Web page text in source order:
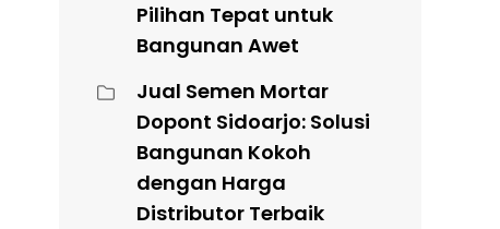
Pilihan Tepat untuk
Bangunan Awet
Jual Semen Mortar
Dopont Sidoarjo: Solusi
Bangunan Kokoh
dengan Harga
Distributor Terbaik